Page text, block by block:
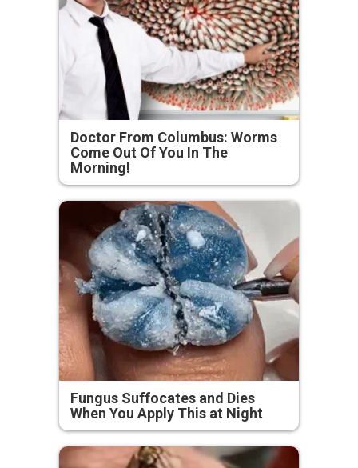
Doctor From Columbus: Worms
Come Out Of You In The
Morning!
Fungus Suffocates and Dies
When You Apply This at Night